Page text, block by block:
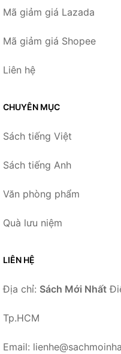
Mã giảm giá Lazada
Mã giảm giá Shopee
Liên hệ
CHUYÊN MỤC
Sách tiếng Việt
Sách tiếng Anh
Văn phòng phẩm
Quà lưu niệm
LIÊN HỆ
Địa chỉ: Sách Mới Nhất
Tp.HCM
Email: